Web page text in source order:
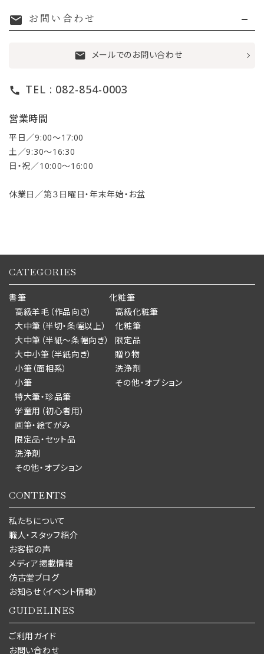
mail お問い合わせ
mail メールでのお問い合わせ
call TEL : 082-854-0003
営業時間
平日／9:00〜17:00
土／9:30〜16:30
日・祝／10:00〜16:00
休業日／第３日曜日・年末年始・お盆
CATEGORIES
書筆
高級羊毛（作品向き）
大中筆（半切・条幅以上）
大中筆（半紙～条幅向き）
大中小筆（半紙向き）
小筆（面相系）
小筆
特大筆・珍品筆
学童用（初心者用）
画筆・絵てがみ
限定品・セット品
洗浄剤
その他・オプション
化粧筆
高級化粧筆
化粧筆
限定品
贈り物
洗浄剤
その他・オプション
CONTENTS
私たちについて
職人・スタッフ紹介
お客様の声
メディア掲載情報
仿古堂ブログ
お知らせ（イベント情報）
GUIDELINES
ご利用ガイド
お問い合わせ